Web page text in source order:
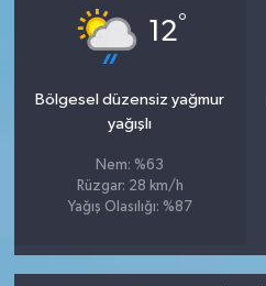
12°
Bölgesel düzensiz yağmur
yağışlı
Nem: %63
Rüzgar: 28 km/h
Yağış Olasılığı: %87